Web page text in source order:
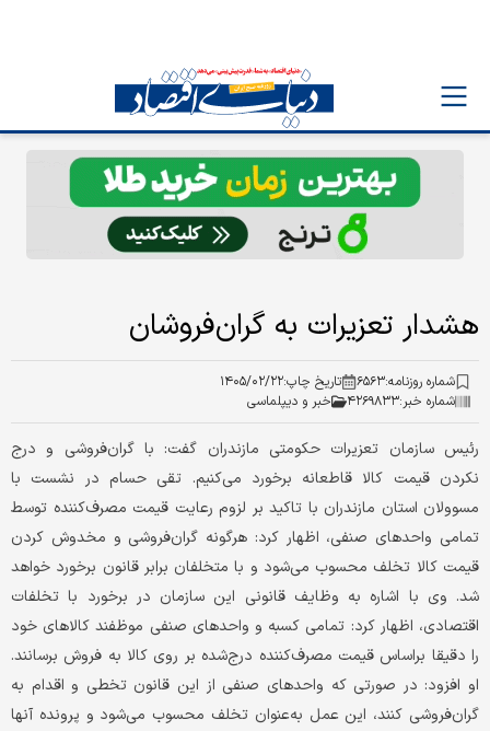
هشدار تعزیرات به گران‌فروشان
شماره روزنامه:۶۵۶۳ تاریخ چاپ:۱۴۰۵/۰۲/۲۲
شماره خبر:۴۲۶۹۸۳۳ خبر و دیپلماسی
رئیس سازمان تعزیرات حکومتی مازندران گفت: با گران‌فروشی و درج
نکردن قیمت کالا قاطعانه برخورد می‌کنیم. تقی حسام در نشست با
مسوولان استان مازندران با تاکید بر لزوم رعایت قیمت مصرف‌کننده توسط
تمامی واحد‌های صنفی، اظهار کرد: هرگونه گران‌فروشی و مخدوش کردن
قیمت کالا تخلف محسوب می‌شود و با متخلفان برابر قانون برخورد خواهد
شد. وی با اشاره به وظایف قانونی این سازمان در برخورد با تخلفات
اقتصادی، اظهار کرد: تمامی کسبه و واحد‌های صنفی موظفند کالا‌های خود
را دقیقا بر‌اساس قیمت مصرف‌کننده درج‌شده بر روی کالا به فروش برسانند.
او افزود: در صورتی که واحدهای صنفی از این قانون تخطی و اقدام به
گران‌فروشی کنند، این عمل به‌عنوان تخلف محسوب می‌شود و پرونده آنها